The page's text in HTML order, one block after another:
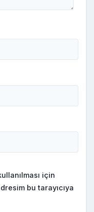
için
bu tarayıcıya